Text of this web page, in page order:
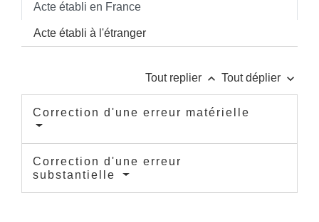
Acte établi en France
Acte établi à l'étranger
Tout replier keyboard_arrow_up Tout déplier keyboard_arrow_down
Correction d'une erreur matérielle
Correction d'une erreur
substantielle